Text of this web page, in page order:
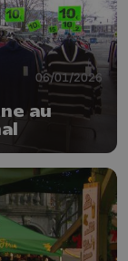
06/01/2026
au